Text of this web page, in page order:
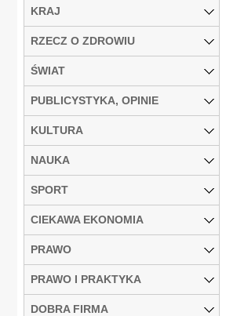
KRAJ
RZECZ O ZDROWIU
ŚWIAT
PUBLICYSTYKA, OPINIE
KULTURA
NAUKA
SPORT
CIEKAWA EKONOMIA
PRAWO
PRAWO I PRAKTYKA
DOBRA FIRMA